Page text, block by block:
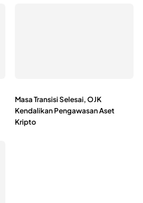
Masa Transisi Selesai, OJK
Kendalikan Pengawasan Aset
Kripto